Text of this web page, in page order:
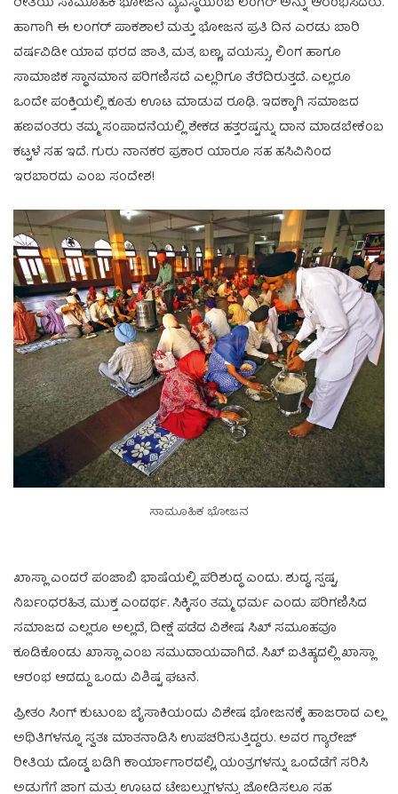
ಹಾಗಾಗಿ ಈ ಲಂಗರ್ ಪಾಕಶಾಲೆ ಮತ್ತು ಭೋಜನ ಪ್ರತಿ ದಿನ ಎರಡು ಬಾರಿ
ವರ್ಷವಿಡೀ ಯಾವ ಥರದ ಜಾತಿ, ಮತ, ಬಣ್ಣ, ವಯಸ್ಸು, ಲಿಂಗ ಹಾಗೂ
ಸಾಮಾಜಿಕ ಸ್ಥಾನಮಾನ ಪರಿಗಣಿಸದೆ ಎಲ್ಲರಿಗೂ ತೆರೆದಿರುತ್ತದೆ. ಎಲ್ಲರೂ
ಒಂದೇ ಪಂಕ್ತಿಯಲ್ಲಿ ಕೂತು ಊಟ ಮಾಡುವ ರೂಢಿ. ಇದಕ್ಕಾಗಿ ಸಮಾಜದ
ಹಣವಂತರು ತಮ್ಮ ಸಂಪಾದನೆಯಲ್ಲಿ ಶೇಕಡ ಹತ್ತರಷ್ಟನ್ನು ದಾನ ಮಾಡಬೇಕೆಂಬ
ಕಟ್ಟಳೆ ಸಹ ಇದೆ. ಗುರು ನಾನಕರ ಪ್ರಕಾರ ಯಾರೂ ಸಹ ಹಸಿವಿನಿಂದ
ಇರಬಾರದು ಎಂಬ ಸಂದೇಶ!
ಸಾಮೂಹಿಕ ಭೋಜನ
ಖಾಸ್ಲಾ ಎಂದರೆ ಪಂಜಾಬಿ ಭಾಷೆಯಲ್ಲಿ ಪರಿಶುದ್ಧ ಎಂದು. ಶುದ್ಧ, ಸ್ಪಷ್ಟ,
ನಿರ್ಬಂಧರಹಿತ, ಮುಕ್ತ ಎಂದರ್ಥ. ಸಿಕ್ಕಿಸಂ ತಮ್ಮ ಧರ್ಮ ಎಂದು ಪರಿಗಣಿಸಿದ
ಸಮಾಜದ ಎಲ್ಲರೂ ಅಲ್ಲದೆ, ದೀಕ್ಷೆ ಪಡೆದ ವಿಶೇಷ ಸಿಖ್ ಸಮೂಹವೂ
ಕೂಡಿಕೊಂಡು ಖಾಸ್ಲಾ ಎಂಬ ಸಮುದಾಯವಾಗಿದೆ. ಸಿಖ್ ಐತಿಹ್ಯದಲ್ಲಿ ಖಾಸ್ಲಾ
ಆರಂಭ ಆದದ್ದು ಒಂದು ವಿಶಿಷ್ಟ ಘಟನೆ.
ಪ್ರೀತಂ ಸಿಂಗ್ ಕುಟುಂಬ ಬೈಸಾಕಿಯಂದು ವಿಶೇಷ ಭೋಜನಕ್ಕೆ ಹಾಜರಾದ ಎಲ್ಲ
ಅಥಿತಿಗಳನ್ನೂ ಸ್ವತಃ ಮಾತನಾಡಿಸಿ ಉಪಚರಿಸುತ್ತಿದ್ದರು. ಅವರ ಗ್ಯಾರೇಜ್
ರೀತಿಯ ದೊಡ್ಡ ಬಡಿಗಿ ಕಾರ್ಯಾಗಾರದಲ್ಲಿ, ಯಂತ್ರಗಳನ್ನು ಒಂದೆಡೆಗೆ ಸರಿಸಿ
ಅಡುಗೆಗೆ ಜಾಗ ಮತ್ತು ಊಟದ ಟೇಬಲ್ಲುಗಳನ್ನು ಜೋಡಿಸಲೂ ಸಹ